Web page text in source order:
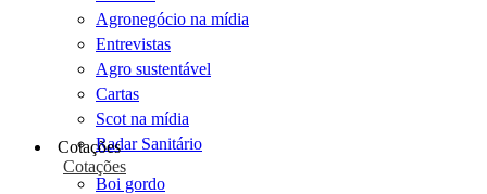
Agronegócio na mídia
Entrevistas
Agro sustentável
Cartas
Scot na mídia
Radar Sanitário
Cotações
Cotações
Boi gordo